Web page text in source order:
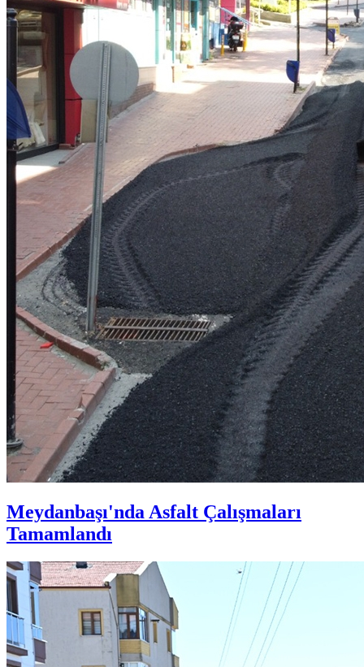
Meydanbaşı'nda Asfalt Çalışmaları
Tamamlandı